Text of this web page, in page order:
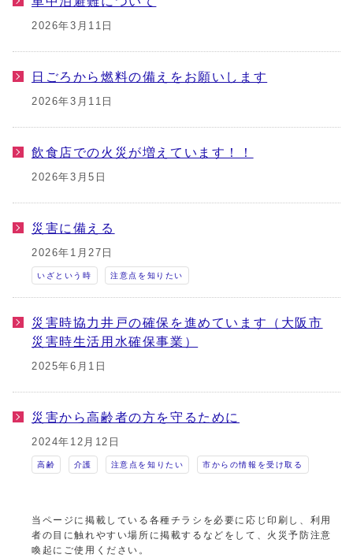
2026年3月11日
日ごろから燃料の備えをお願いします
2026年3月11日
飲食店での火災が増えています！！
2026年3月5日
災害に備える
2026年1月27日
いざという時 注意点を知りたい
災害時協力井戸の確保を進めています（大阪市
災害時生活用水確保事業）
2025年6月1日
災害から高齢者の方を守るために
2024年12月12日
高齢 介護 注意点を知りたい 市からの情報を受け取る
当ページに掲載している各種チラシを必要に応じ印刷し、利用
者の目に触れやすい場所に掲載するなどをして、火災予防注意
喚起にご使用ください。